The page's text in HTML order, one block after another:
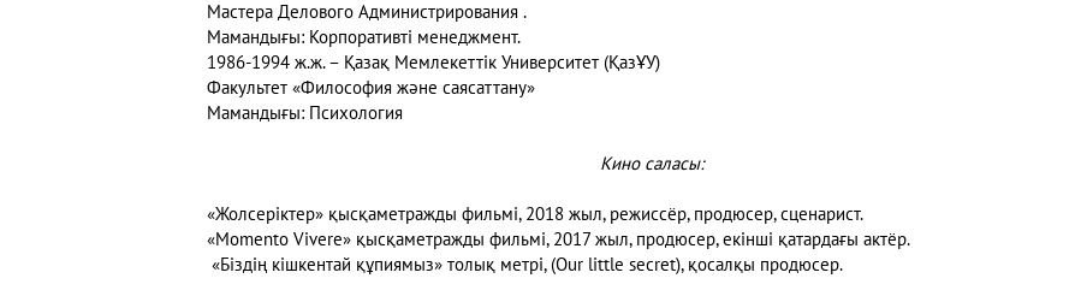
Мастера Делового Администрирования .
Мамандығы: Корпоративті менеджмент.
1986-1994 ж.ж. – Қазақ Мемлекеттік Университет (ҚазҰУ)
Факультет «Философия және саясаттану»
Мамандығы: Психология
Кино саласы:
«Жолсеріктер» қысқаметражды фильмі, 2018 жыл, режиссёр, продюсер, сценарист.
«Momento Vivere» қысқаметражды фильмі, 2017 жыл, продюсер, екінші қатардағы актёр.
«Біздің кішкентай құпиямыз» толық метрі, (Our little secret), қосалқы продюсер.